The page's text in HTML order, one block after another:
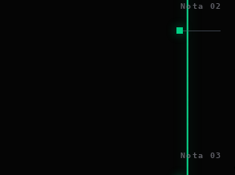
Nota 02
Nota 03